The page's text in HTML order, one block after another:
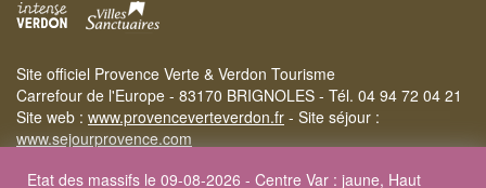
Site officiel Provence Verte & Verdon Tourisme
Carrefour de l'Europe - 83170 BRIGNOLES - Tél. 04 94 72 04 21
Site web : www.provenceverteverdon.fr - Site séjour :
www.sejourprovence.com
Etat des massifs le 09-08-2026 - Centre Var : jaune, Haut